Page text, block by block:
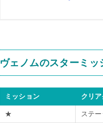
ヴェノムのスターミッ
ミッション クリ
★ ステ